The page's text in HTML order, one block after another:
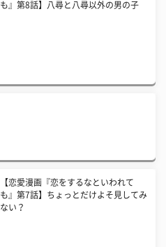
も』第8話】八尋と八尋以外の男の子
【恋愛漫画『恋をするなといわれて
も』第7話】ちょっとだけよそ見してみ
ない？